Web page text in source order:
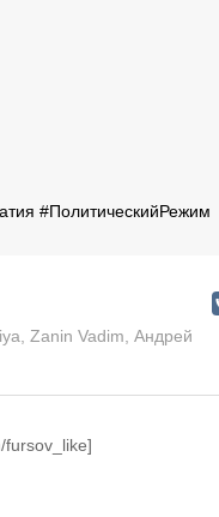
#ПолитическийРежим
Zanin Vadim Андрей
fursov_like]